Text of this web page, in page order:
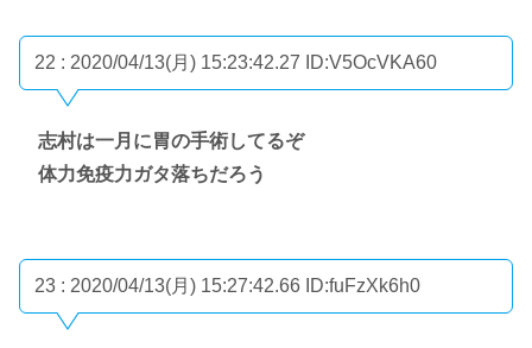
22 : 2020/04/13(月) 15:23:42.27 ID:V5OcVKA60
志村は一月に胃の手術してるぞ
体力免疫力ガタ落ちだろう
23 : 2020/04/13(月) 15:27:42.66 ID:fuFzXk6h0